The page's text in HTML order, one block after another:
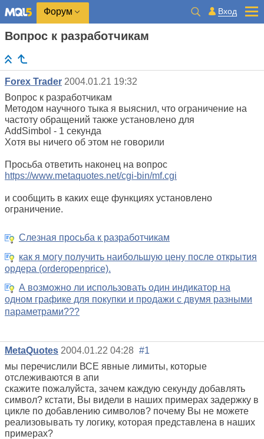
Форум Вход
Вопрос к разработчикам
Forex Trader 2004.01.21 19:32
Вопрос к разработчикам
Методом научного тыка я выяснил, что ограничение на
частоту обращений также установлено для
AddSimbol - 1 секунда
Хотя вы ничего об этом не говорили
Просьба ответить наконец на вопрос
https://www.metaquotes.net/cgi-bin/mf.cgi
и сообщить в каких еще функциях установлено
ограничение.
Слезная просьба к разработчикам
как я могу получить наибольшую цену после открытия
ордера (orderopenprice).
А возможно ли использовать один индикатор на
одном графике для покупки и продажи с двумя разными
параметрами???
MetaQuotes 2004.01.22 04:28 #1
мы перечислили ВСЕ явные лимиты, которые
отслеживаются в апи
скажите пожалуйста, зачем каждую секунду добавлять
символ? кстати, Вы видели в наших примерах задержку в
цикле по добавлению символов? почему Вы не можете
реализовывать ту логику, которая представлена в наших
примерах?